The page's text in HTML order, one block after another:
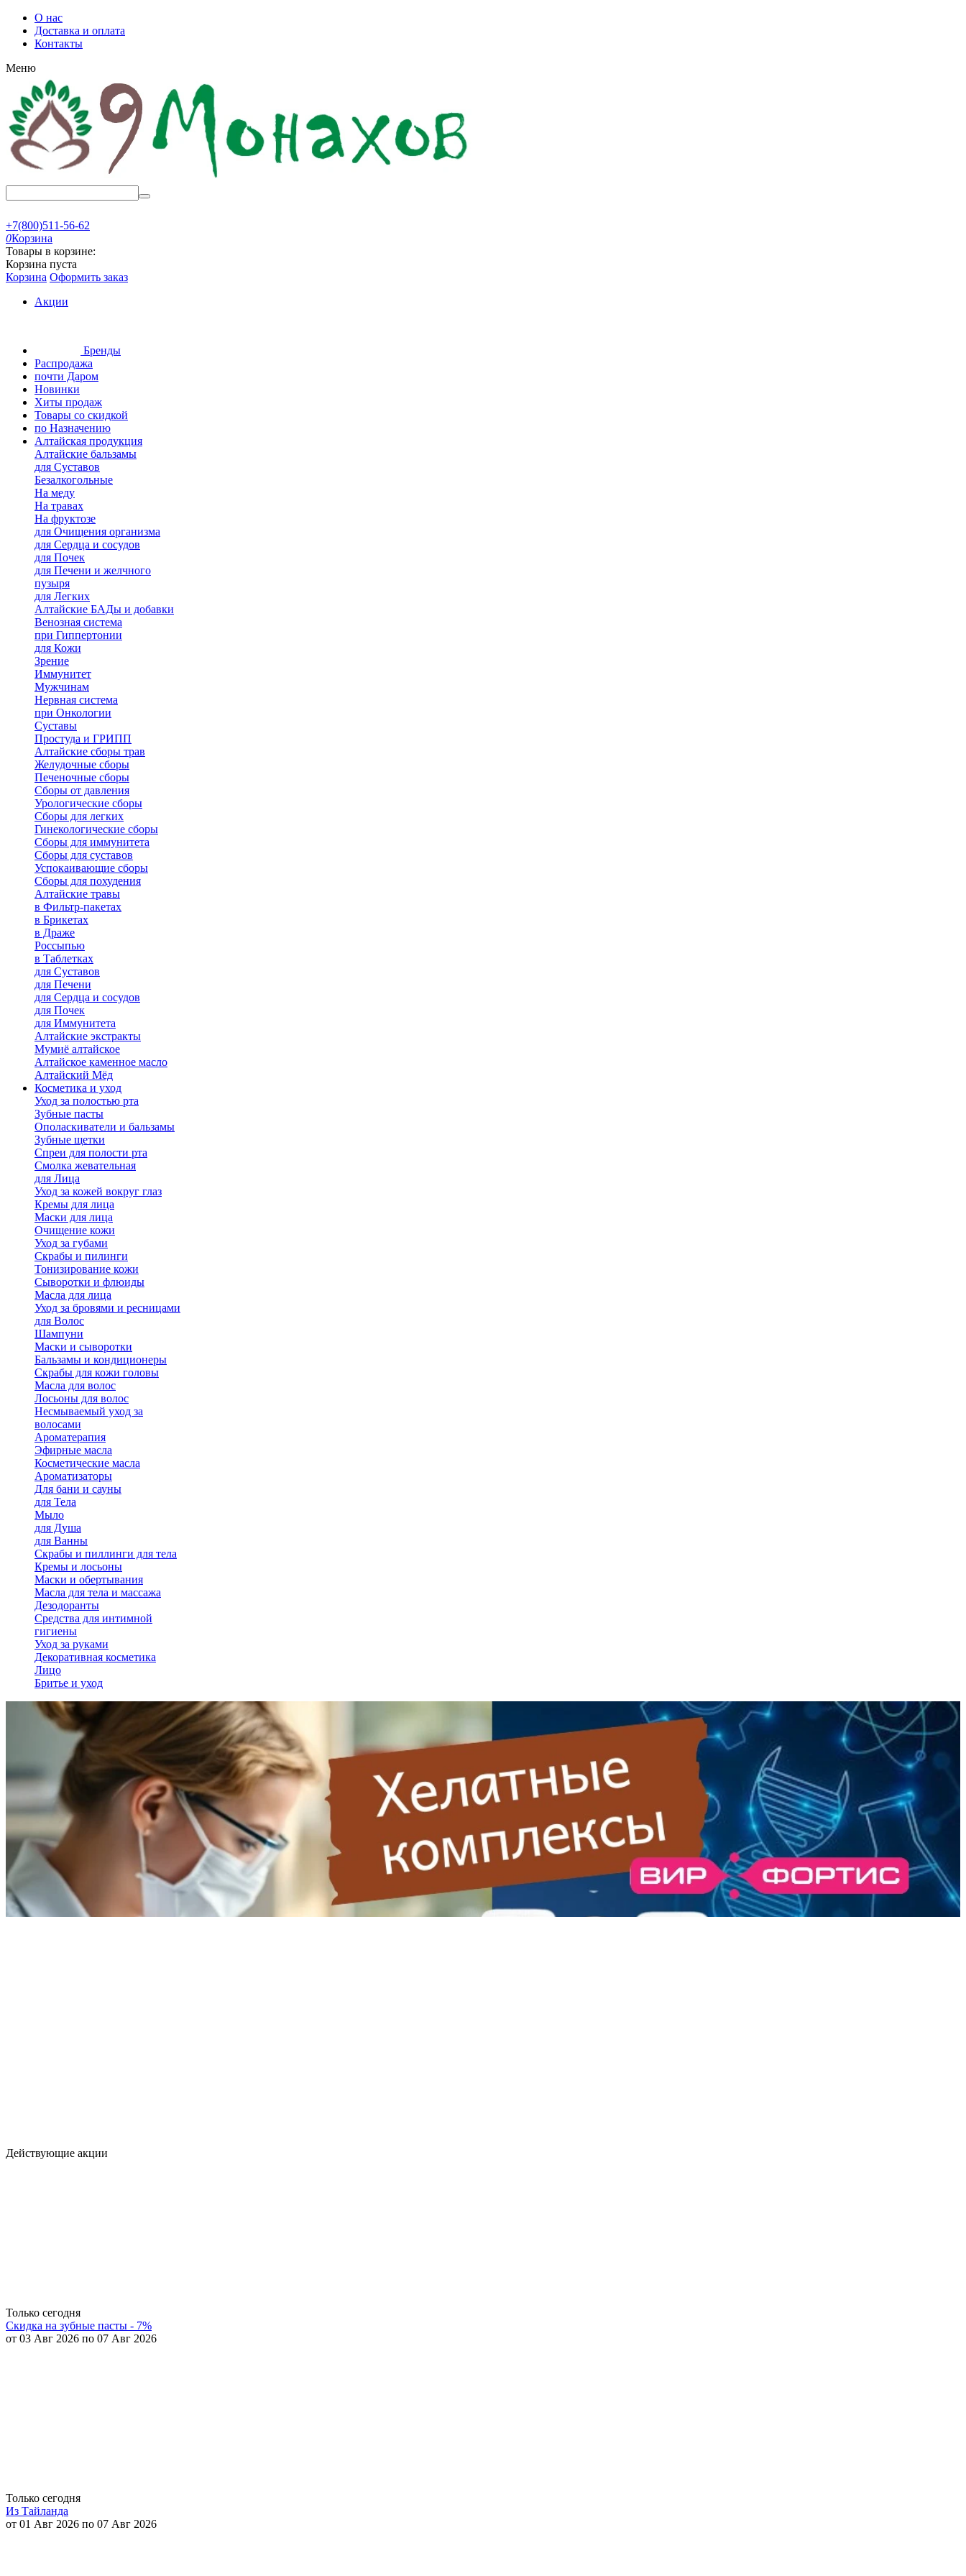
О нас
Доставка и оплата
Контакты
Меню
+7(800)511-56-62
0Корзина
Товары в корзине:
Корзина пуста
Корзина Оформить заказ
Акции
Бренды
Распродажа
почти Даром
Новинки
Хиты продаж
Товары со скидкой
по Назначению
Алтайская продукция
Алтайские бальзамы
для Суставов
Безалкогольные
На меду
На травах
На фруктозе
для Очищения организма
для Сердца и сосудов
для Почек
для Печени и желчного
пузыря
для Легких
Алтайские БАДы и добавки
Венозная система
при Гиппертонии
для Кожи
Зрение
Иммунитет
Мужчинам
Нервная система
при Онкологии
Суставы
Простуда и ГРИПП
Алтайские сборы трав
Желудочные сборы
Печеночные сборы
Сборы от давления
Урологические сборы
Сборы для легких
Гинекологические сборы
Сборы для иммунитета
Сборы для суставов
Успокаивающие сборы
Сборы для похудения
Алтайские травы
в Фильтр-пакетах
в Брикетах
в Драже
Россыпью
в Таблетках
для Cуставов
для Печени
для Сердца и сосудов
для Почек
для Иммунитета
Алтайские экстракты
Мумиё алтайское
Алтайское каменное масло
Алтайский Мёд
Косметика и уход
Уход за полостью рта
Зубные пасты
Ополаскиватели и бальзамы
Зубные щетки
Спреи для полости рта
Смолка жевательная
для Лица
Уход за кожей вокруг глаз
Кремы для лица
Маски для лица
Очищение кожи
Уход за губами
Скрабы и пилинги
Тонизирование кожи
Сыворотки и флюиды
Масла для лица
Уход за бровями и ресницами
для Волос
Шампуни
Маски и сыворотки
Бальзамы и кондиционеры
Скрабы для кожи головы
Масла для волос
Лосьоны для волос
Несмываемый уход за
волосами
Ароматерапия
Эфирные масла
Косметические масла
Ароматизаторы
Для бани и сауны
для Тела
Мыло
для Душа
для Ванны
Скрабы и пиллинги для тела
Кремы и лосьоны
Маски и обертывания
Масла для тела и массажа
Дезодоранты
Средства для интимной
гигиены
Уход за руками
Декоративная косметика
Лицо
Бритье и уход
Действующие акции
Только сегодня
Скидка на зубные пасты - 7%
от 03 Авг 2026 по 07 Авг 2026
Только сегодня
Из Тайланда
от 01 Авг 2026 по 07 Авг 2026